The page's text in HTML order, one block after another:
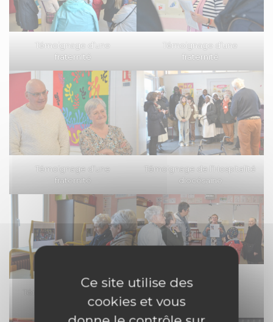
Témoignage d’une
fraternité
Témoignage d’une
fraternité
Témoignage d’une
fraternité
Témoignage de l’Hospitalité
diocésaine
Témoignage de foi par le
truchement de l’art
Des vitraux pour
transmettre la foi !
Ce site utilise des
cookies et vous